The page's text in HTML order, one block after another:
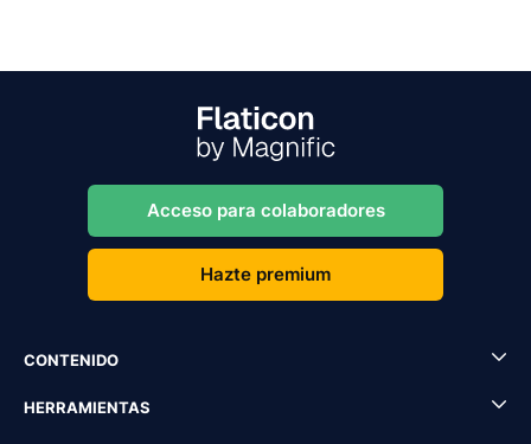
Acceso para colaboradores
Hazte premium
CONTENIDO
HERRAMIENTAS